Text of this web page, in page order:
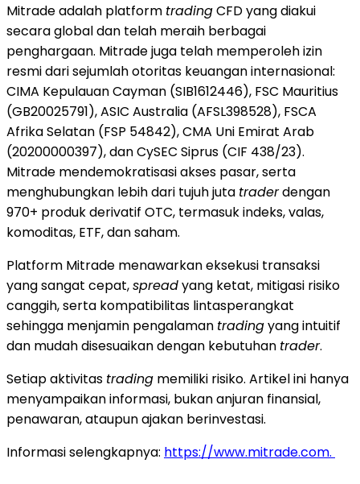
Mitrade adalah platform tradingCFD yang diakui
secara global dan telah meraih berbagai
penghargaan. Mitrade juga telah memperoleh izin
resmi dari sejumlah otoritas keuangan internasional:
CIMA Kepulauan Cayman (SIB1612446), FSC Mauritius
(GB20025791), ASIC Australia (AFSL398528), FSCA
Afrika Selatan (FSP 54842), CMA Uni Emirat Arab
(20200000397), dan CySEC Siprus (CIF 438/23).
Mitrade mendemokratisasi akses pasar, serta
menghubungkan lebih dari tujuh juta traderdengan
970+ produk derivatif OTC, termasuk indeks, valas,
komoditas, ETF, dan saham.
Platform Mitrade menawarkan eksekusi transaksi
yang sangat cepat,spreadyang ketat, mitigasi risiko
canggih, serta kompatibilitas lintasperangkat
sehingga menjamin pengalaman tradingyang intuitif
dan mudah disesuaikan dengan kebutuhan trader.
Setiap aktivitas trading memiliki risiko. Artikel ini hanya
menyampaikan informasi, bukan anjuran finansial,
penawaran, ataupun ajakan berinvestasi.
Informasi selengkapnya: https://www.mitrade.com.